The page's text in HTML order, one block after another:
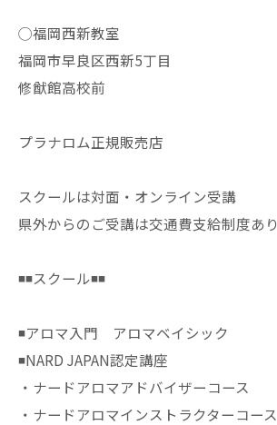
◯福岡西新教室
福岡市早良区西新5丁目
修猷館高校前
プラナロム正規販売店
スクールは対面・オンライン受講
県外からのご受講は交通費支給制度あり
◾️◾️スクール◾️◾️
◾️アロマ入門 アロマベイシック
◾️NARD JAPAN認定講座
・ナードアロマアドバイザーコース
・ナードアロマインストラクターコース